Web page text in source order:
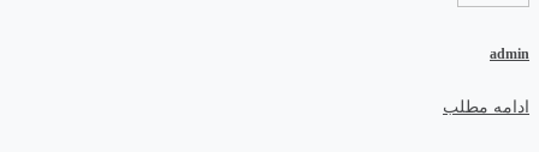
admin
ادامه مطلب